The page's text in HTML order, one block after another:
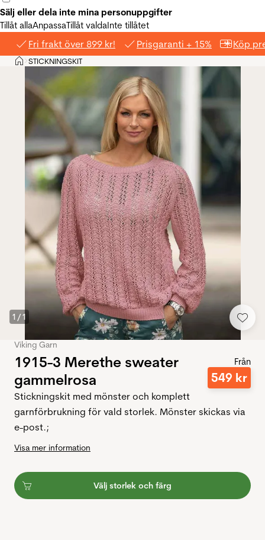
Sälj eller dela inte mina personuppgifter
Tillåt allaAnpassaTillåt valdaInte tillåtet
Fri frakt över 899 kr! Prisgaranti + 15% Köp
Hem
>STICKNINGSKIT
1 /1
Viking Garn
1915-3 Merethe sweater
gammelrosa
Från
549 kr
Stickningskit med mönster och komplett
garnförbrukning för vald storlek. Mönster skickas via
e-post.;
Visa mer information
Välj storlek och färg